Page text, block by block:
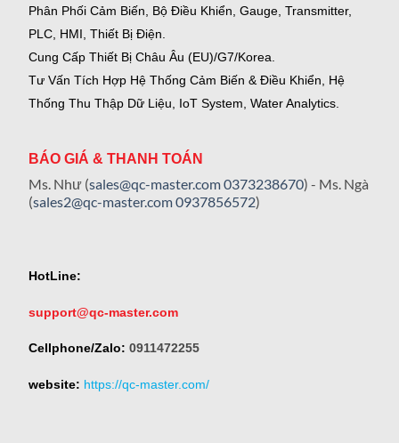
Phân Phối Cảm Biến, Bộ Điều Khiển, Gauge, Transmitter,
PLC, HMI, Thiết Bị Điện.
Cung Cấp Thiết Bị Châu Âu (EU)/G7/Korea.
Tư Vấn Tích Hợp Hệ Thống Cảm Biến & Điều Khiển, Hệ
Thống Thu Thập Dữ Liệu, IoT System, Water Analytics.
BÁO GIÁ & THANH TOÁN
Ms. Như (sales@qc-master.com0373238670) - Ms. Ngà
(sales2@qc-master.com0937856572)
HotLine:
support@qc-master.com
Cellphone/Zalo: 0911472255
website: https://qc-master.com/